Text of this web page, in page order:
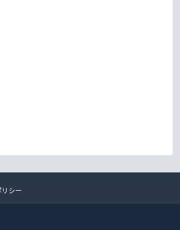
シー